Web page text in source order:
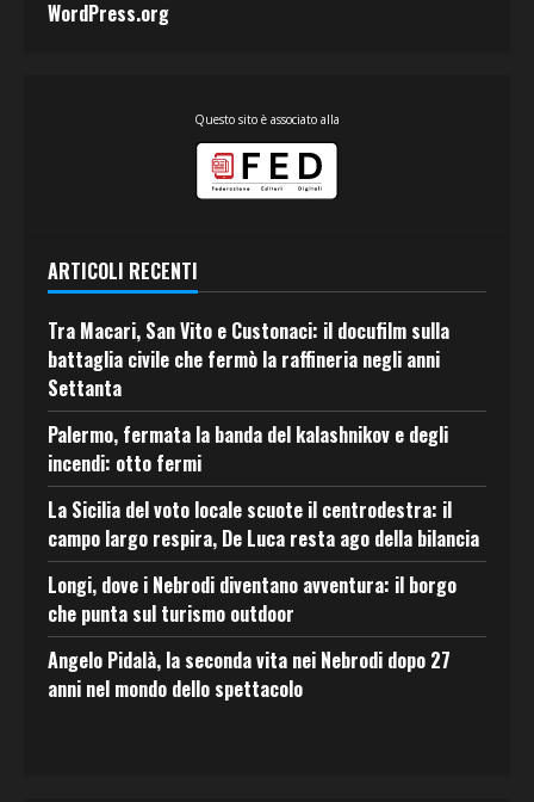
WordPress.org
Questo sito è associato alla
ARTICOLI RECENTI
Tra Macari, San Vito e Custonaci: il docufilm sulla
battaglia civile che fermò la raffineria negli anni
Settanta
Palermo, fermata la banda del kalashnikov e degli
incendi: otto fermi
La Sicilia del voto locale scuote il centrodestra: il
campo largo respira, De Luca resta ago della bilancia
Longi, dove i Nebrodi diventano avventura: il borgo
che punta sul turismo outdoor
Angelo Pidalà, la seconda vita nei Nebrodi dopo 27
anni nel mondo dello spettacolo